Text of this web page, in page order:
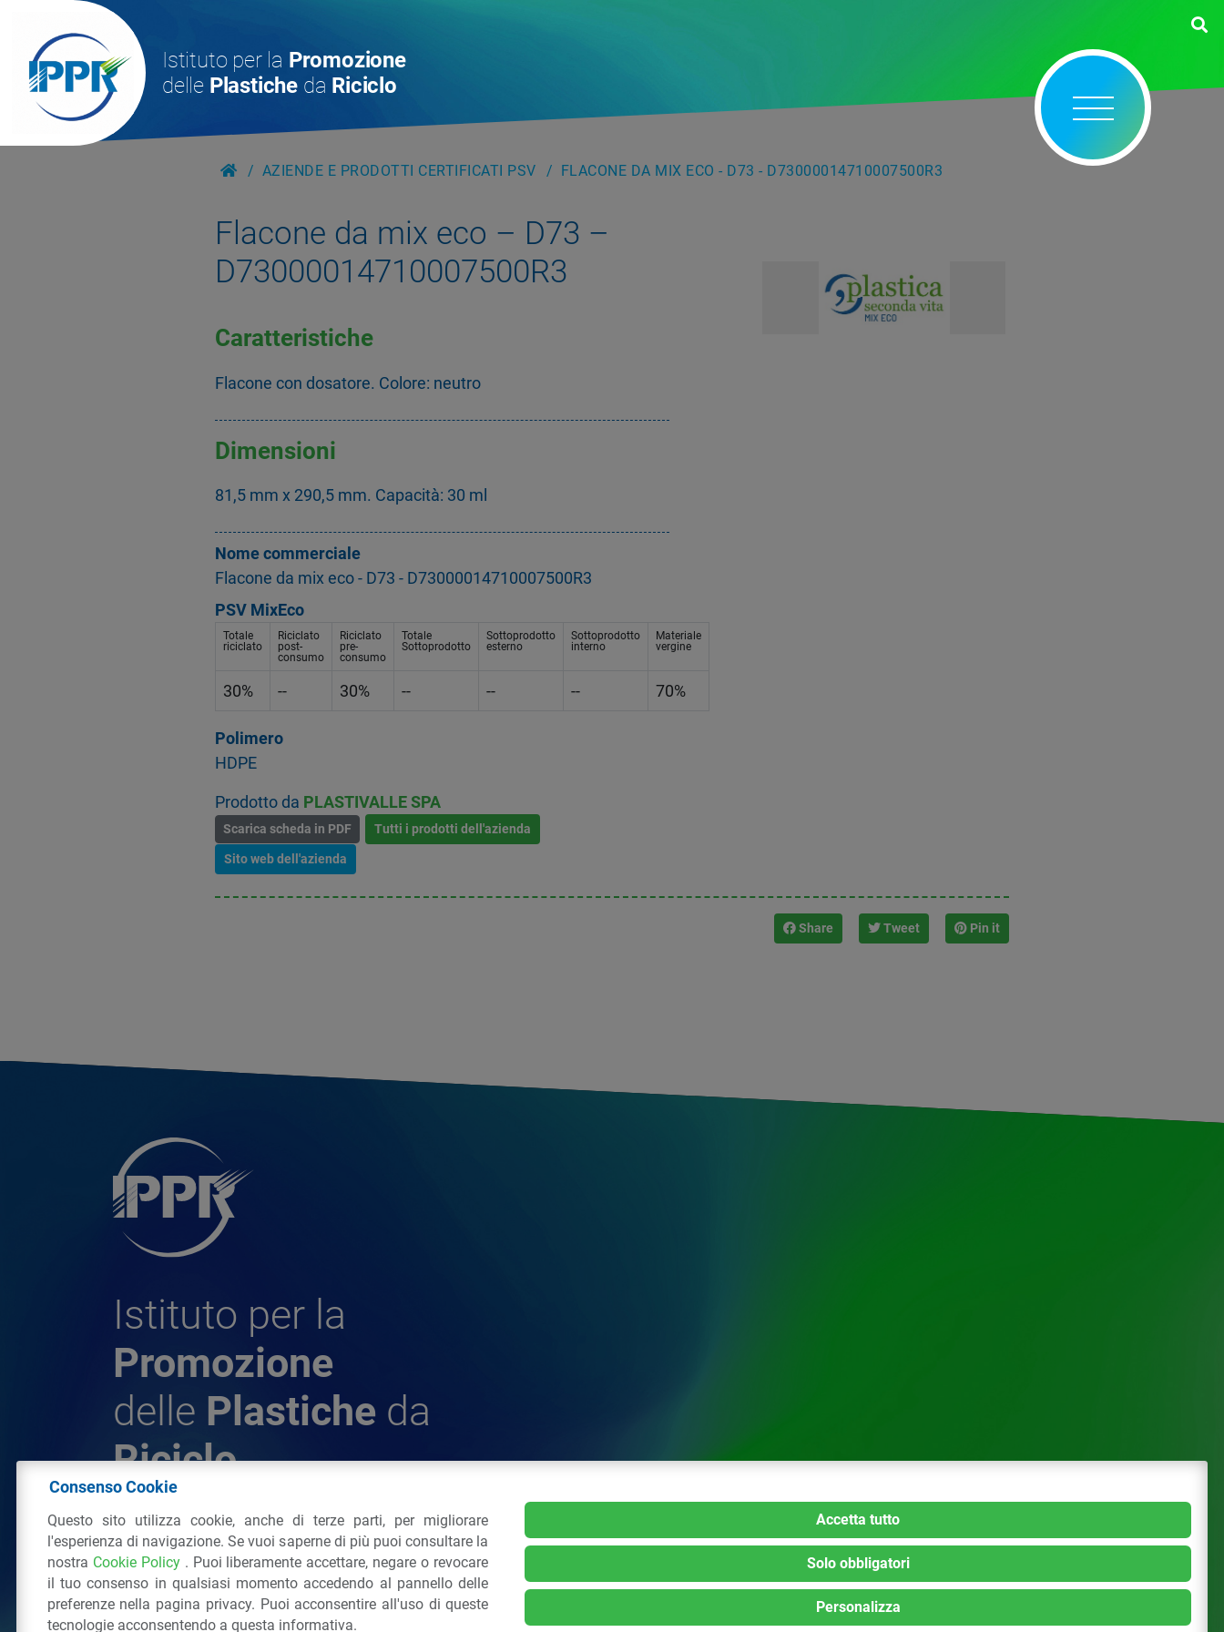
Istituto per la Promozione
delle Plastiche da Riciclo
AZIENDE E PRODOTTI CERTIFICATI PSV FLACONE DA MIX ECO - D73 - D73000014710007500R3
Flacone da mix eco – D73 –
D73000014710007500R3
Caratteristiche
Flacone con dosatore. Colore: neutro
Dimensioni
81,5 mm x 290,5 mm. Capacità: 30 ml
Nome commerciale
Flacone da mix eco - D73 - D73000014710007500R3
PSV MixEco
Totale
riciclato
Riciclato
post-
consumo
Riciclato
pre-
consumo
Totale
Sottoprodotto
Sottoprodotto
esterno
Sottoprodotto
interno
Materiale
vergine
30% -- 30% -- -- -- 70%
Polimero
HDPE
Prodotto da PLASTIVALLE SPA
Scarica scheda in PDF Tutti i prodotti dell'azienda
Sito web dell'azienda
Share Tweet Pin it
Istituto per la
Promozione
delle Plastiche da
Riciclo
© 2026 - IPPR Istituto per la Promozione delle Plastiche
da Riciclo
C.F. 97381090154
Via San Vittore 3620123 Milano(MI) Tel.: 02 43928225.
Tutti i diritti riservatiPrivacy Policy
Consenso Cookie
Questo sito utilizza cookie, anche di terze parti, per migliorare
l'esperienza di navigazione. Se vuoi saperne di più puoi consultare la
nostra Cookie Policy . Puoi liberamente accettare, negare o revocare
il tuo consenso in qualsiasi momento accedendo al pannello delle
preferenze nella pagina privacy. Puoi acconsentire all'uso di queste
tecnologie acconsentendo a questa informativa.
Accetta tutto
Solo obbligatori
Personalizza